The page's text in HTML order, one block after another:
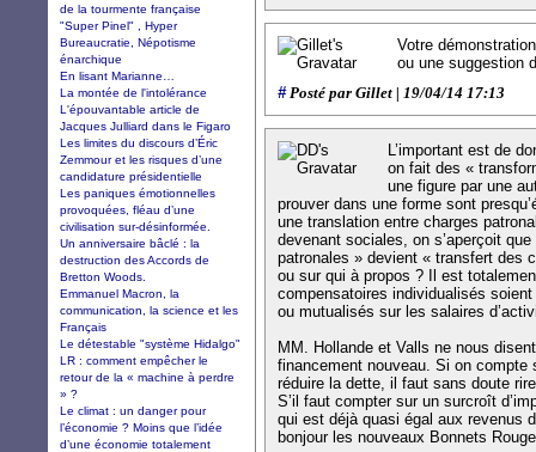
Votre
ou une suggestion
#Posté par Gillet | 19/04/14 17:13
L’important est de
on fait des «
une figure par une
prouver dans une forme sont
une translation entre charges
devenant sociales, on s’aperçoit
patronales » devient « transfert
ou sur qui à propos ? Il est
compensatoires individualisés
ou mutualisés sur les salaires
MM. Hollande et Valls ne nous
financement nouveau. Si on compte
réduire la dette, il faut sans doute
S’il faut compter sur un surcroît
qui est déjà quasi égal aux revenus
bonjour les nouveaux Bonnets
de la tourmente française
"Super Pinel" , Hyper
Bureaucratie, Népotisme
énarchique
En lisant Marianne…
La montée de l'intolérance
L'épouvantable article de
Jacques Julliard dans le Figaro
Les limites du discours d’Éric
Zemmour et les risques d’une
candidature présidentielle
Les paniques émotionnelles
provoquées, fléau d’une
civilisation sur-désinformée.
Un anniversaire bâclé : la
destruction des Accords de
Bretton Woods.
Emmanuel Macron, la
communication, la science et les
Français
Le détestable "système Hidalgo"
LR : comment empêcher le
retour de la « machine à perdre
» ?
Le climat : un danger pour
l’économie ? Moins que l’idée
d’une économie totalement